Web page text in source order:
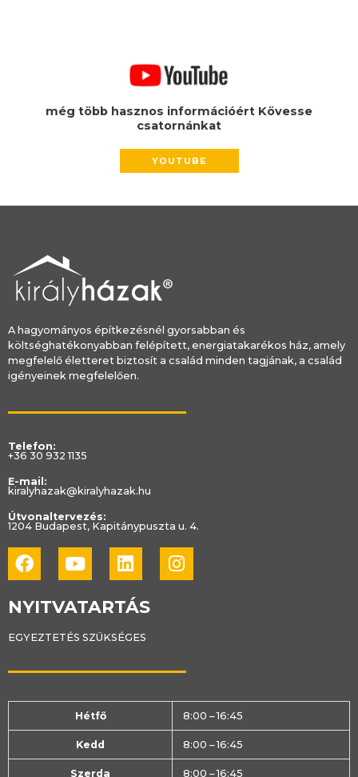
még több hasznos információért Kövesse
csatornánkat
YOUTUBE
A hagyományos építkezésnél gyorsabban és
költséghatékonyabban felépített, energiatakarékos ház, amely
megfelelő életteret biztosít a család minden tagjának, a család
igényeinek megfelelően.
Telefon:
+36 30 932 1135
E-mail:
kiralyhazak@kiralyhazak.hu
Útvonaltervezés:
1204 Budapest, Kapitánypuszta u. 4.
FacebookYoutubeLinkedinInstagram
NYITVATARTÁS
EGYEZTETÉS SZÜKSÉGES
Hétfő 8:00 – 16:45
Kedd 8:00 – 16:45
Szerda 8:00 – 16:45